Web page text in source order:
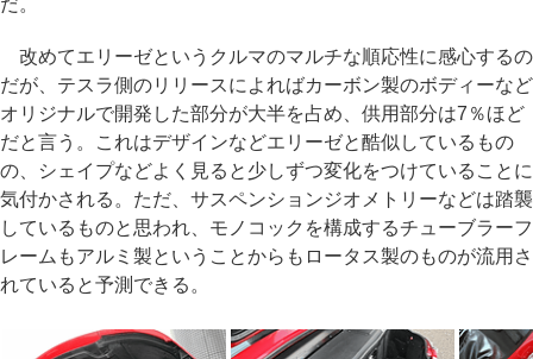
だ。
改めてエリーゼというクルマのマルチな順応性に感心するの
だが、テスラ側のリリースによればカーボン製のボディーなど
オリジナルで開発した部分が大半を占め、供用部分は7％ほど
だと言う。これはデザインなどエリーゼと酷似しているもの
の、シェイプなどよく見ると少しずつ変化をつけていることに
気付かされる。ただ、サスペンションジオメトリーなどは踏襲
しているものと思われ、モノコックを構成するチューブラーフ
レームもアルミ製ということからもロータス製のものが流用さ
れていると予測できる。